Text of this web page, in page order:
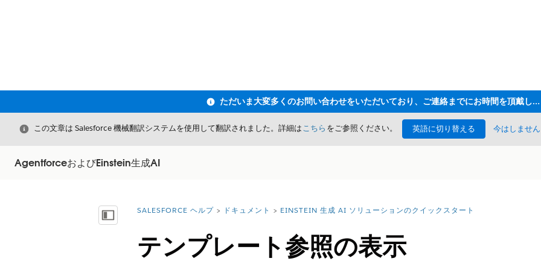
ただいま大変多くのお問い合わせをいただいており、ご連絡までにお時間を頂戴しております
閉じる
この文章は Salesforce 機械翻訳システムを使用して翻訳されました。詳細はこちら をご参照ください。 英語に切り替える 今はしません
AgentforceおよびEinstein生成AI
目次を表示詳細情報:
SALESFORCE ヘルプ ドキュメント EINSTEIN 生成 AI ソリューションのクイックスタート
テンプレート参照の表示